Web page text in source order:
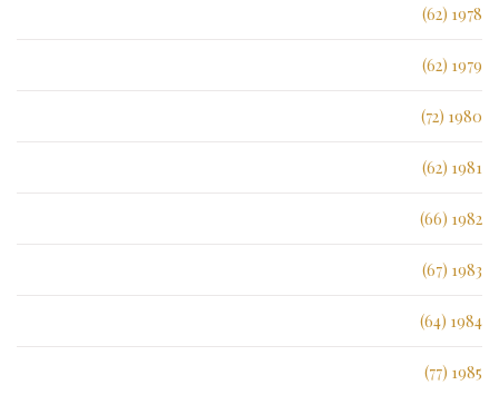
1978 (62)
1979 (62)
1980 (72)
1981 (62)
1982 (66)
1983 (67)
1984 (64)
1985 (77)